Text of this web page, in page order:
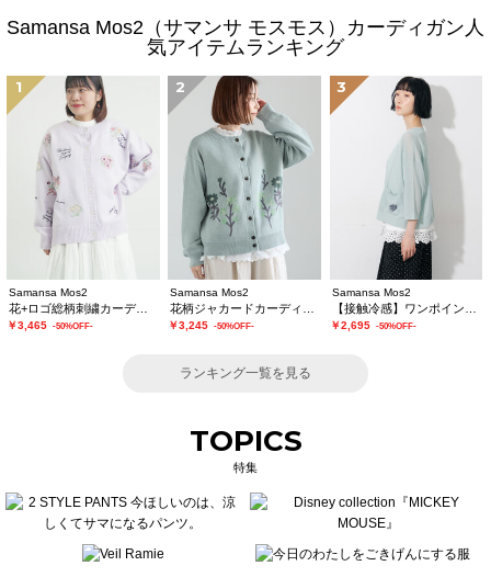
Samansa Mos2（サマンサ モスモス）カーディガン人
気アイテムランキング
1
Samansa Mos2
￥3,465 -50%OFF-
2
Samansa Mos2
￥3,245 -50%OFF-
3
Samansa Mos2
￥2,695 -50%OFF-
ランキング一覧を見る
TOPICS
特集